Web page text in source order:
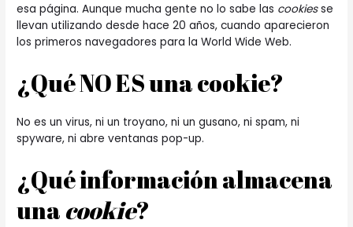
esa página. Aunque mucha gente no lo sabe las cookiesse
llevan utilizando desde hace 20 años, cuando aparecieron
los primeros navegadores para la World Wide Web.
¿Qué NO ES una cookie?
No es un virus, ni un troyano, ni un gusano, ni spam, ni
spyware, ni abre ventanas pop-up.
¿Qué información almacena
unacookie?